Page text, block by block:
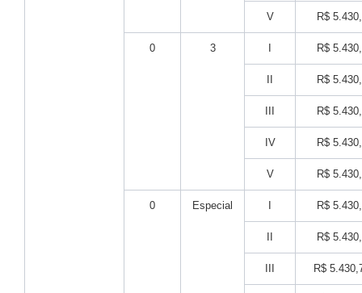
V R$
0 3 R$
R$
R$
IV R$
V R$
0 Especial R$
R$
R$